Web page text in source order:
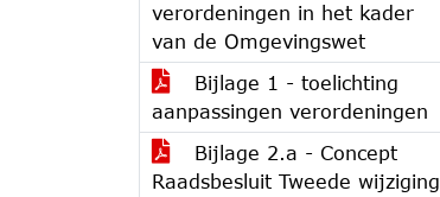
verordeningen in het kader
van de Omgevingswet
Bijlage 1 - toelichting
aanpassingen verordeningen
Bijlage 2.a - Concept
Raadsbesluit Tweede wijziging